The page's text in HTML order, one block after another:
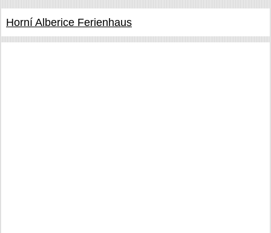
Horní Alberice Ferienhaus